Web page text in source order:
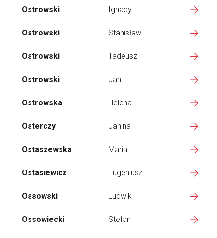
Ostrowski Ignacy
Ostrowski Stanisław
Ostrowski Tadeusz
Ostrowski Jan
Ostrowska Helena
Osterczy Janina
Ostaszewska Maria
Ostasiewicz Eugeniusz
Ossowski Ludwik
Ossowiecki Stefan